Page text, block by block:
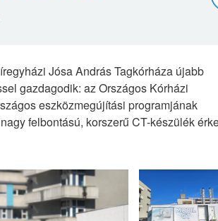
Jósa András Tagkórháza újabb
gazdagodik: az Országos Kórházi
eszközmegújítási programjának
felbontású, korszerű CT-készülék